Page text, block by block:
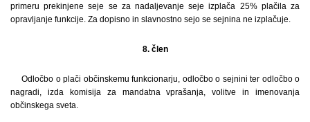
primeru prekinjene seje se za nadaljevanje seje izplača 25% plačila za
opravljanje funkcije. Za dopisno in slavnostno sejo se sejnina ne izplačuje.
8. člen
Odločbo o plači občinskemu funkcionarju, odločbo o sejnini ter odločbo o
nagradi, izda komisija za mandatna vprašanja, volitve in imenovanja
občinskega sveta.